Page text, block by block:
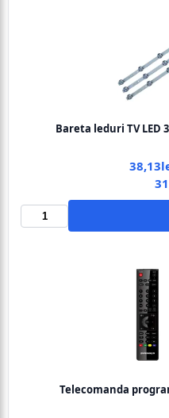
Bareta leduri TV LED
Telecomanda